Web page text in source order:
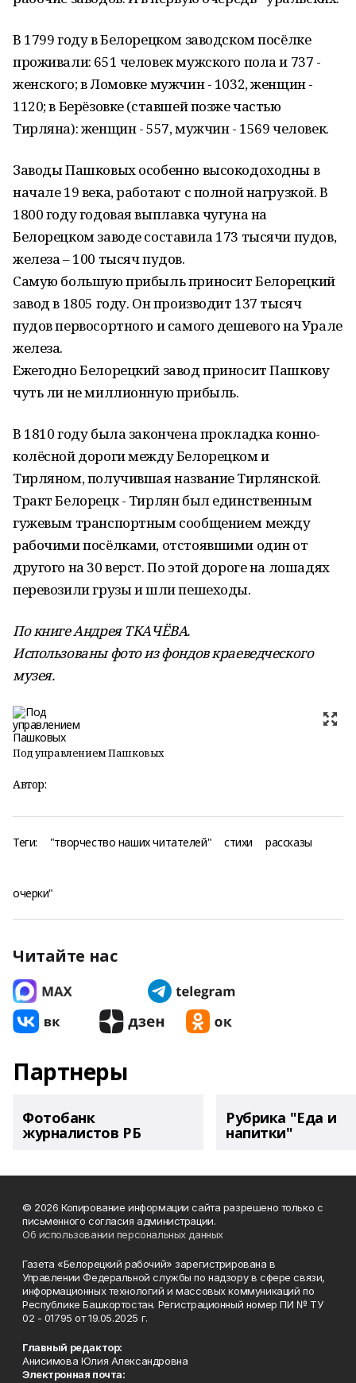
В 1799 году в Белорецком заводском посёлке
проживали: 651 человек мужского пола и 737 -
женского; в Ломовке мужчин - 1032, женщин -
1120; в Берёзовке (ставшей позже частью
Тирляна): женщин - 557, мужчин - 1569 человек.
Заводы Пашковых особенно высокодоходны в
начале 19 века, работают с полной нагрузкой. В
1800 году годовая выплавка чугуна на
Белорецком заводе составила 173 тысячи пудов,
железа – 100 тысяч пудов.
Самую большую прибыль приносит Белорецкий
завод в 1805 году. Он производит 137 тысяч
пудов первосортного и самого дешевого на Урале
железа.
Ежегодно Белорецкий завод приносит Пашкову
чуть ли не миллионную прибыль.
В 1810 году была закончена прокладка конно-
колёсной дороги между Белорецком и
Тирляном, получившая название Тирлянской.
Тракт Белорецк - Тирлян был единственным
гужевым транспортным сообщением между
рабочими посёлками, отстоявшими один от
другого на 30 верст. По этой дороге на лошадях
перевозили грузы и шли пешеходы.
По книге Андрея ТКАЧЁВА.
Использованы фото из фондов краеведческого
музея.
Под управлением Пашковых
Автор:
Теги: "творчество наших читателей" стихи рассказы
очерки"
Читайте нас
Партнеры
Фотобанк
журналистов РБ
Рубрика "Еда и
напитки"
© 2026 Копирование информации сайта разрешено только с
письменного согласия администрации.
Об использовании персональных данных
Газета «Белорецкий рабочий» зарегистрирована в
Управлении Федеральной службы по надзору в сфере связи,
информационных технологий и массовых коммуникаций по
Республике Башкортостан. Регистрационный номер ПИ № ТУ
02 - 01795 от 19.05.2025 г.
Главный редактор:
Анисимова Юлия Александровна
Электронная почта: